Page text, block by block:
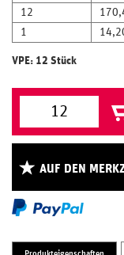
12
1
VPE: 12 Stück
AUF DEN